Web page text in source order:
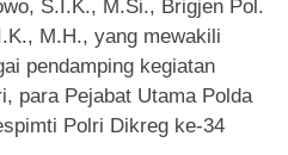
S.I.K., M.Si., Brigjen Pol.
M.H., yang mewakili
pendamping kegiatan
para Pejabat Utama Polda
Polri Dikreg ke-34